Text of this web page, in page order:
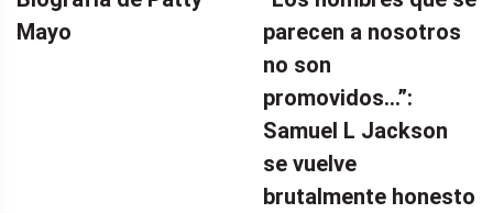
Mayo
parecen a nosotros
no son
promovidos…”:
Samuel L Jackson
se vuelve
brutalmente honesto